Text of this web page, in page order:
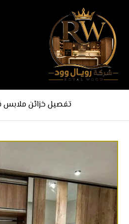
تفصيل خزائن ملابس